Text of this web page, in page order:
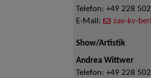
Telefon: +49 228
E-Mail:
zav-kv-
Show/Artistik
Andrea Wittwer
Telefon: +49 228